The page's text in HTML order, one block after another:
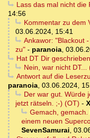
Lass das mal nicht die
14:56
Kommentar zu dem
03.06.2024, 15:41
Ankawor: "Blackout
zu" - paranoia,
Hat DT Dir
Nein, war nicht DT...
Antwort auf die
paranoia, 03.06.2024,
Der war gut. Würde
jetzt rätseln. ;-) (OT) -
Gemach,
einem neuen
SevenSamurai,